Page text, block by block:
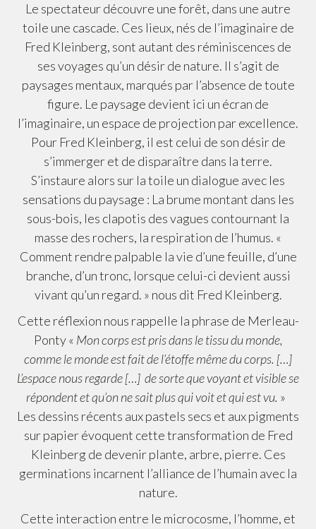
Le spectateur découvre une forêt, dans une autre
toile une cascade. Ces lieux, nés de l’imaginaire de
Fred Kleinberg, sont autant des réminiscences de
ses voyages qu’un désir de nature. Il s’agit de
paysages mentaux, marqués par l’absence de toute
figure. Le paysage devient ici un écran de
l’imaginaire, un espace de projection par excellence.
Pour Fred Kleinberg, il est celui de son désir de
s’immerger et de disparaître dans la terre.
S’instaure alors sur la toile un dialogue avec les
sensations du paysage : La brume montant dans les
sous-bois, les clapotis des vagues contournant la
masse des rochers, la respiration de l’humus. «
Comment rendre palpable la vie d’une feuille, d’une
branche, d’un tronc, lorsque celui-ci devient aussi
vivant qu’un regard. » nous dit Fred Kleinberg.
Cette réflexion nous rappelle la phrase de Merleau-
Ponty « Mon corps est pris dans le tissu du monde,
comme le monde est fait de l’étoffe même du corps. […]
L’espace nous regarde […] de sorte que voyant et visible se
répondent et qu’on ne sait plus qui voit et qui est vu. »
Les dessins récents aux pastels secs et aux pigments
sur papier évoquent cette transformation de Fred
Kleinberg de devenir plante, arbre, pierre. Ces
germinations incarnent l’alliance de l’humain avec la
nature.
Cette interaction entre le microcosme, l’homme, et